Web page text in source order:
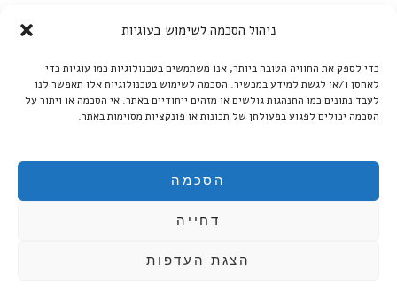
ניהול הסכמה לשימוש בעוגיות
כדי לספק את החוויה הטובה ביותר, אנו משתמשים בטכנולוגיות כמו עוגיות כדי
לאחסן ו/או לגשת למידע במכשיר. הסכמה לשימוש בטכנולוגיות אלו תאפשר לנו
לעבד נתונים כמו התנהגות גולשים או מזהים ייחודיים באתר. אי הסכמה או ויתור על
הסכמה יכולים לפגוע בפעולתן של תכונות או פונקציות מסוימות באתר.
הסכמה
דחייה
הצגת העדפות
כפריוויו, אלא ביקורות בלבד! ברם, ידיעות על אירועים שונים יתקבלו
קרא עוד ←
בקרו אותנו גם ב'בית אוצר - ספרים אלקטרוניים':